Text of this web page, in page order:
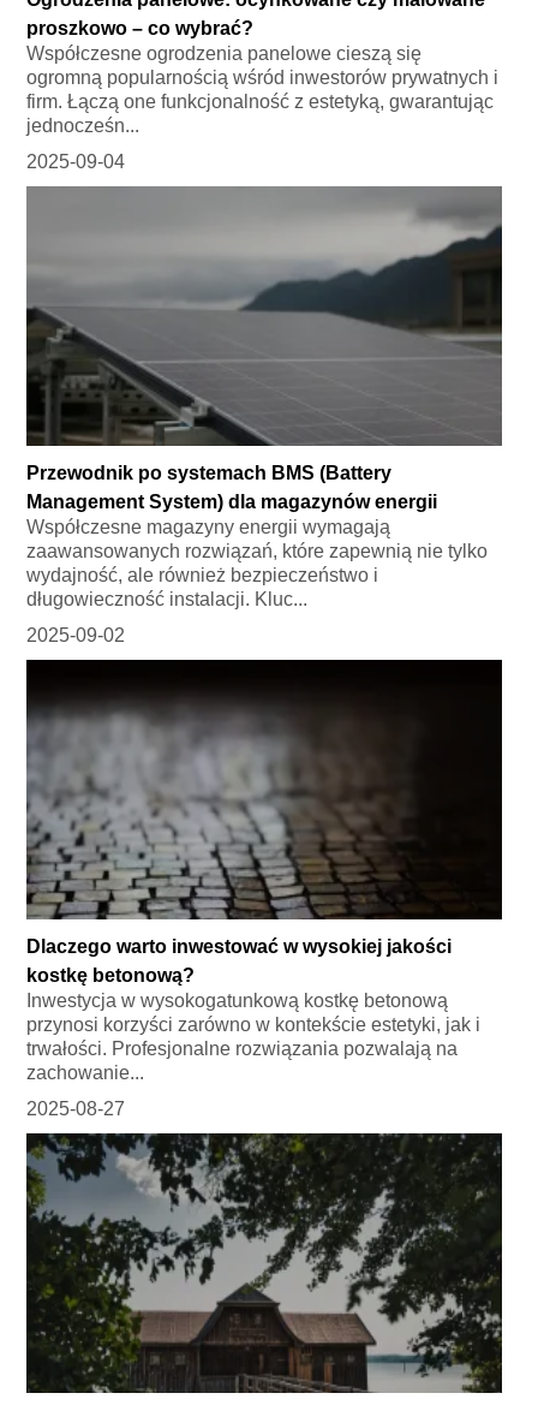
proszkowo – co wybrać?
Współczesne ogrodzenia panelowe cieszą się
ogromną popularnością wśród inwestorów prywatnych i
firm. Łączą one funkcjonalność z estetyką, gwarantując
jednocześn...
2025-09-04
Przewodnik po systemach BMS (Battery
Management System) dla magazynów energii
Współczesne magazyny energii wymagają
zaawansowanych rozwiązań, które zapewnią nie tylko
wydajność, ale również bezpieczeństwo i
długowieczność instalacji. Kluc...
2025-09-02
Dlaczego warto inwestować w wysokiej jakości
kostkę betonową?
Inwestycja w wysokogatunkową kostkę betonową
przynosi korzyści zarówno w kontekście estetyki, jak i
trwałości. Profesjonalne rozwiązania pozwalają na
zachowanie...
2025-08-27